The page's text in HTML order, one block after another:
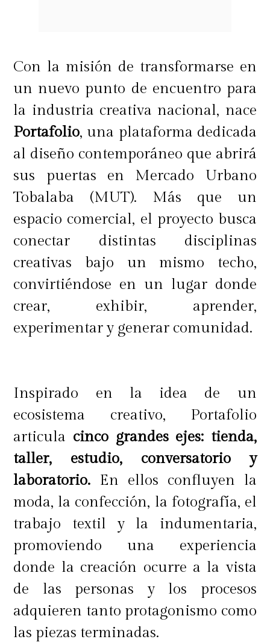
anteriormente haya habido una
casa de alta costura en Viña. Cabe
decir que la alta costura sólo se
produce en París y son sólo ciertas
casas, entonces esto es muy
relevante para Viña y para todos a
los que les interesa la moda. Es un
vestido hermoso y estoy seguro que
va a sorprender y cautivar",señaló
Juan Pablo Espínola
, arquitecto que
trabaja en Maison Schiaparelli y
que ofició de puente para que un
diseño de esta categoría sea
Con la misión de transformarse en
un nuevo punto de encuentro para
la industria creativa nacional, nace
Portafolio, una plataforma dedicada
al diseño contemporáneo que abrirá
sus puertas en Mercado Urbano
Tobalaba (MUT). Más que un
espacio comercial, el proyecto busca
conectar distintas disciplinas
creativas bajo un mismo techo,
convirtiéndose en un lugar donde
crear, exhibir, aprender,
experimentar y generar comunidad.
Inspirado en la idea de un
ecosistema creativo, Portafolio
articula cinco grandes ejes: tienda,
taller, estudio, conversatorio y
laboratorio. En ellos confluyen la
moda, la confección, la fotografía, el
trabajo textil y la indumentaria,
promoviendo una experiencia
donde la creación ocurre a la vista
de las personas y los procesos
adquieren tanto protagonismo como
las piezas terminadas.